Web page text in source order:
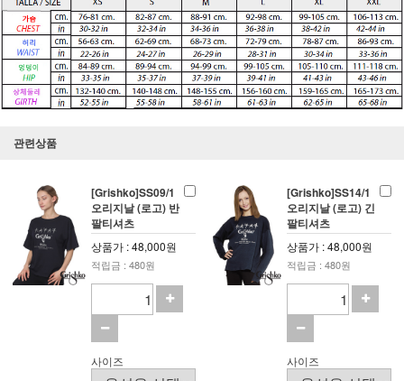
관련상품
[Grishko]SS09/1
오리지날 (로고) 반
팔티셔츠
상품가 : 48,000원
적립금 : 480원
사이즈
[Grishko]SS14/1
오리지날 (로고) 긴
팔티셔츠
상품가 : 48,000원
적립금 : 480원
사이즈